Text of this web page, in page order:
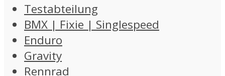
Testabteilung
BMX | Fixie | Singlespeed
Enduro
Gravity
Rennrad